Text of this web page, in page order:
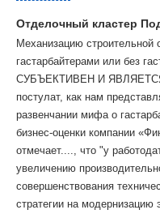
Отделочный кластер
Механизацию строительной
гастарбайтерами или без
СУБЪЕКТИВЕН И
постулат, как нам
развенчании мифа о
бизнес-оценки компании
отмечает...., что "у
увеличению
совершенствования
стратегии на модернизацию